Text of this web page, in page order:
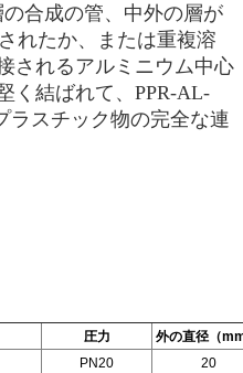
の合成の管、中外の層が
れたか、または重複溶
されるアルミニウム中心
く結ばれて、PPR-AL-
ラスチック物の完全な連
圧力
外の直径（
PN20
20